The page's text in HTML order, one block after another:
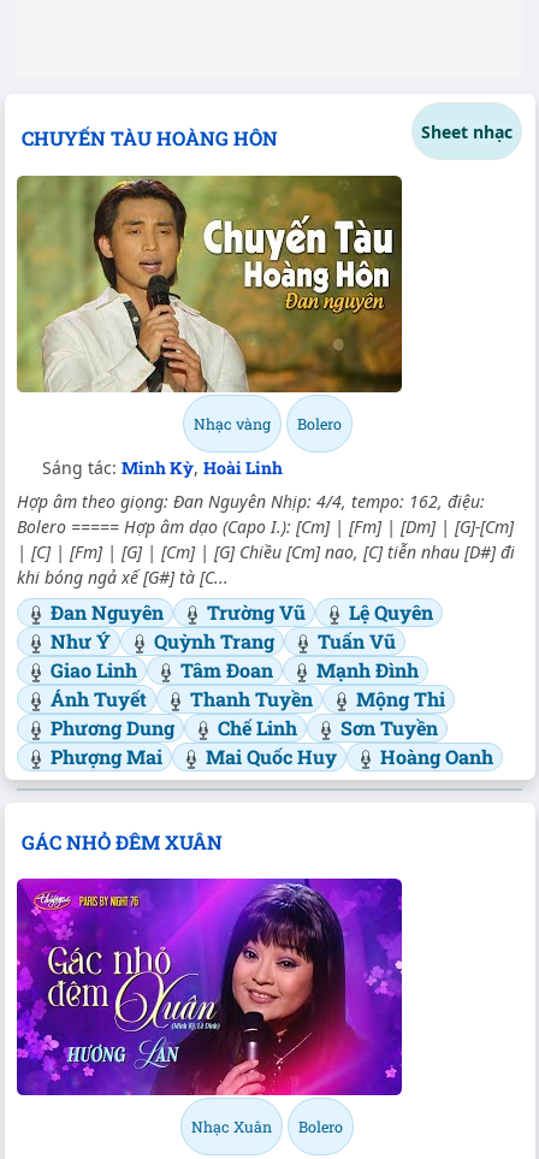
CHUYẾN TÀU HOÀNG HÔN Sheet nhạc
Nhạc vàng Bolero
Sáng tác: Minh Kỳ, Hoài Linh
Hợp âm theo giọng: Đan Nguyên Nhịp: 4/4, tempo: 162, điệu:
Bolero ===== Hợp âm dạo (Capo I.): [Cm] | [Fm] | [Dm] | [G]-[Cm]
| [C] | [Fm] | [G] | [Cm] | [G] Chiều [Cm] nao, [C] tiễn nhau [D#] đi
khi bóng ngả xế [G#] tà [C...
Đan Nguyên Trường Vũ
Lệ Quyên
Như Ý
Quỳnh Trang
Tuấn Vũ
Giao Linh
Tâm Đoan
Mạnh Đình
Ánh Tuyết
Thanh Tuyền
Mộng Thi
Phương Dung
Chế Linh
Sơn Tuyền
Phượng Mai
Mai Quốc Huy Hoàng Oanh
GÁC NHỎ ĐÊM XUÂN
Nhạc Xuân Bolero